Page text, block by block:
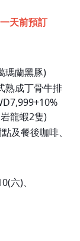
天前預訂
瑪蘭黑豚)
熟成丁骨牛排
龍蝦2隻)
及餐後咖啡、
六)、